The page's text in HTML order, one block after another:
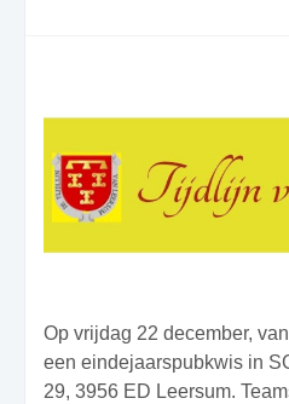
Op vrijdag 22 december,
een eindejaarspubkwis in
29, 3956 ED Leersum.